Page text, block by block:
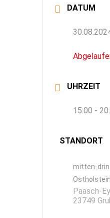
DATUM
UHRZEIT
15:00 -
STANDORT
mitten-
Ostholstein
Paasch-
23749